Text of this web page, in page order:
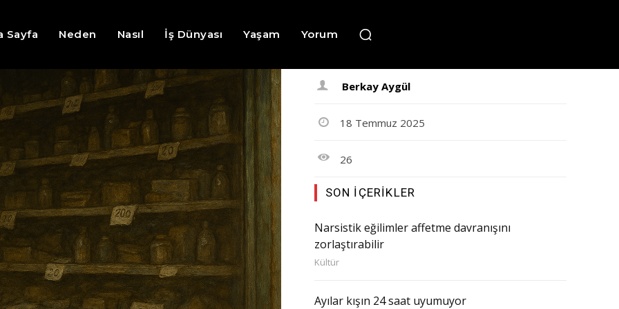
Sayfa Neden Nasıl İş Dünyası Yaşam Yorum
Berkay Aygül
18 Temmuz 2025
26
SON İÇERIKLER
Narsistik eğilimler affetme davranışını
zorlaştırabilir
Kültür
Ayılar kışın 24 saat uyumuyor